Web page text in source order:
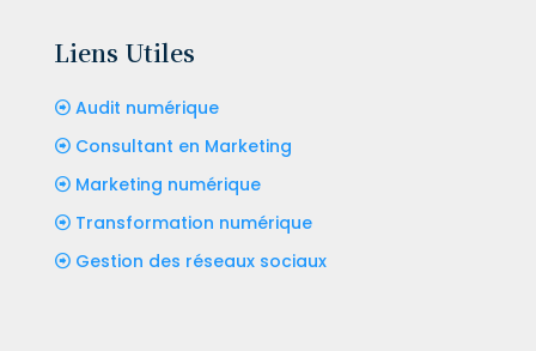
Liens Utiles
Audit numérique
Consultant en Marketing
Marketing numérique
Transformation numérique
Gestion des réseaux sociaux